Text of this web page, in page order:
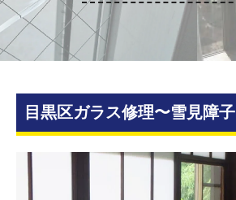
目黒区ガラス修理〜雪見障子